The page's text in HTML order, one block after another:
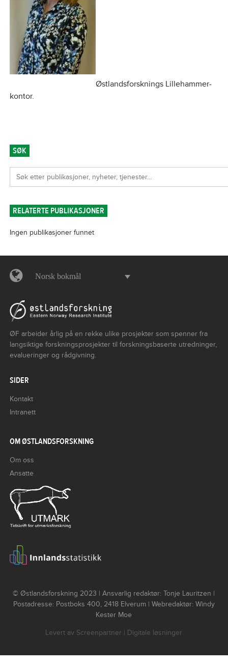
Østlandsforsknings Lillehammer-
kontor.
SØK
RELATERTE PUBLIKASJONER
Ingen publikasjoner funnet
Norsk bokmål
ØF arbeider årlig på en rekke ulike prosjekter som spenner fra
langsiktige forskningsprosjekter til forskningsbaserte utredninger,
evalueringer og rådgivning.
SIDER
Kontakt
Intranett
OM ØSTLANDSFORSKNING
Om oss
Ansatte
© Østlandsforskning 2023 | Ansvarlig redaktør: Tonje Lauritzen |
Postadresse: Postboks 400, 2418 Elverum | Webredaktør: Windy
Kester Moe
Levert av Screenpartner | Digitale løsninger